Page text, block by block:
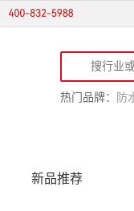
热门品牌： 防
新品推荐